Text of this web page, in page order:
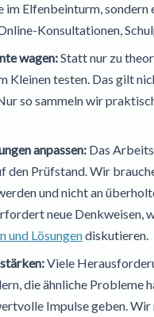
Elfenbeinturm, sondern
Konsultationen,
wagen:Statt nur zu
Kleinen testen. Das gilt
so sammeln wir
anpassen: Das
den Prüfstand. Wir
und nicht an
neue Denkweisen,
und Lösungendiskutieren.
Viele
die ähnliche Probleme
Impulse geben.